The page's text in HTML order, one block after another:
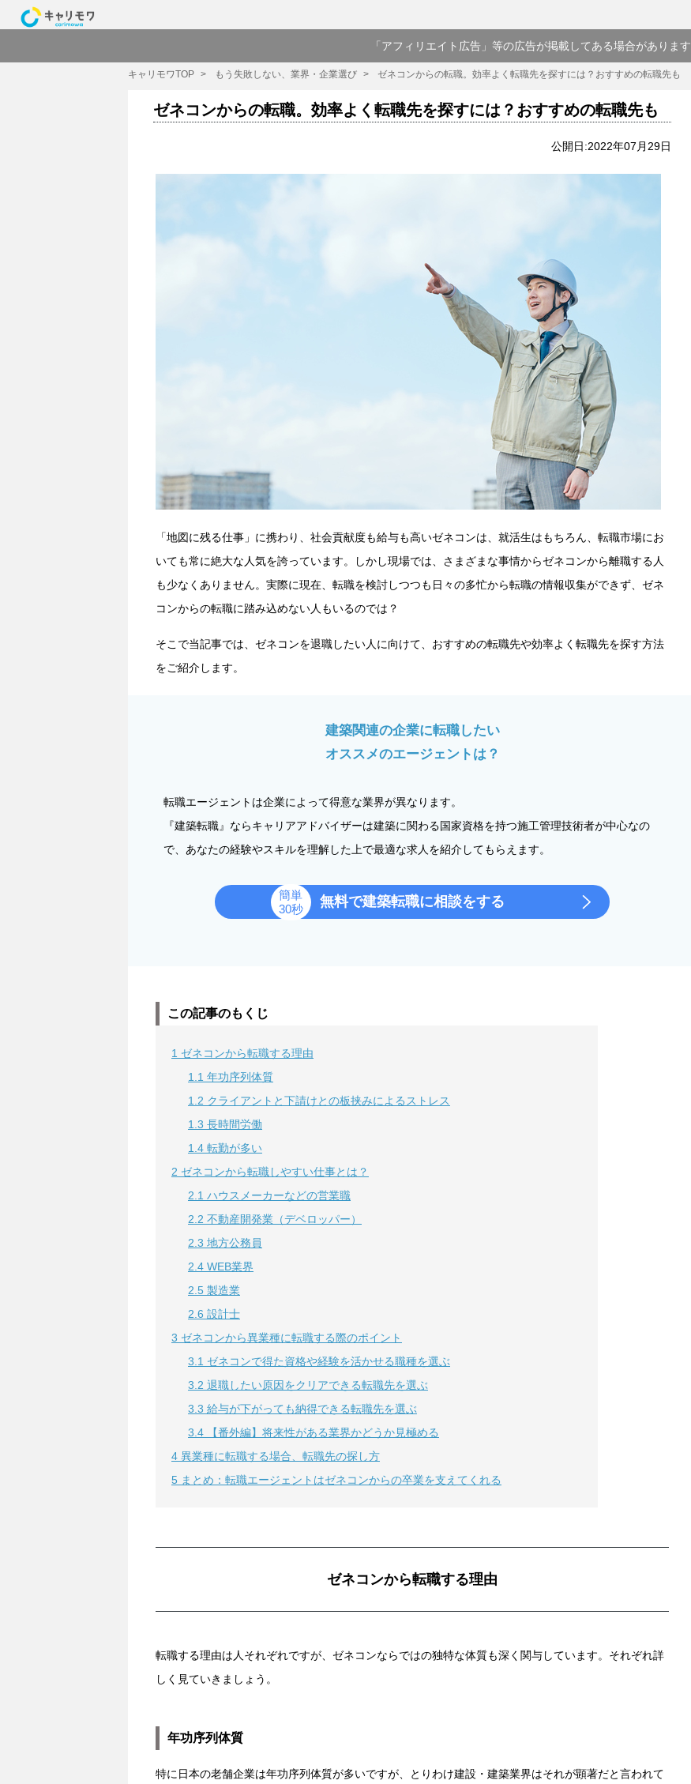
「アフィリエイト広告」等の広告が掲載してある場合があります
キャリモワTOP もう失敗しない、業界・企業選び ゼネコンからの転職。効率よく転職先を探すには？おすすめの転職先も
ゼネコンからの転職。効率よく転職先を探すには？おすすめの転職先も
公開日:2022年07月29日
「地図に残る仕事」に携わり、社会貢献度も給与も高いゼネコンは、就活生はもちろん、転職市場にお
いても常に絶大な人気を誇っています。しかし現場では、さまざまな事情からゼネコンから離職する人
も少なくありません。実際に現在、転職を検討しつつも日々の多忙から転職の情報収集ができず、ゼネ
コンからの転職に踏み込めない人もいるのでは？
そこで当記事では、ゼネコンを退職したい人に向けて、おすすめの転職先や効率よく転職先を探す方法
をご紹介します。
建築関連の企業に転職したい
オススメのエージェントは？
転職エージェントは企業によって得意な業界が異なります。
『建築転職』ならキャリアアドバイザーは建築に関わる国家資格を持つ施工管理技術者が中心なの
で、あなたの経験やスキルを理解した上で最適な求人を紹介してもらえます。
簡単
30秒
無料で建築転職に相談をする
この記事のもくじ
1 ゼネコンから転職する理由
1.1 年功序列体質
1.2 クライアントと下請けとの板挟みによるストレス
1.3 長時間労働
1.4 転勤が多い
2 ゼネコンから転職しやすい仕事とは？
2.1 ハウスメーカーなどの営業職
2.2 不動産開発業（デベロッパー）
2.3 地方公務員
2.4 WEB業界
2.5 製造業
2.6 設計士
3 ゼネコンから異業種に転職する際のポイント
3.1 ゼネコンで得た資格や経験を活かせる職種を選ぶ
3.2 退職したい原因をクリアできる転職先を選ぶ
3.3 給与が下がっても納得できる転職先を選ぶ
3.4 【番外編】将来性がある業界かどうか見極める
4 異業種に転職する場合、転職先の探し方
5 まとめ：転職エージェントはゼネコンからの卒業を支えてくれる
ゼネコンから転職する理由
転職する理由は人それぞれですが、ゼネコンならではの独特な体質も深く関与しています。それぞれ詳
しく見ていきましょう。
年功序列体質
特に日本の老舗企業は年功序列体質が多いですが、とりわけ建設・建築業界はそれが顕著だと言われて